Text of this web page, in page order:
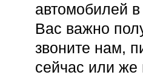
автомобилей
Вас важно
звоните нам,
сейчас или